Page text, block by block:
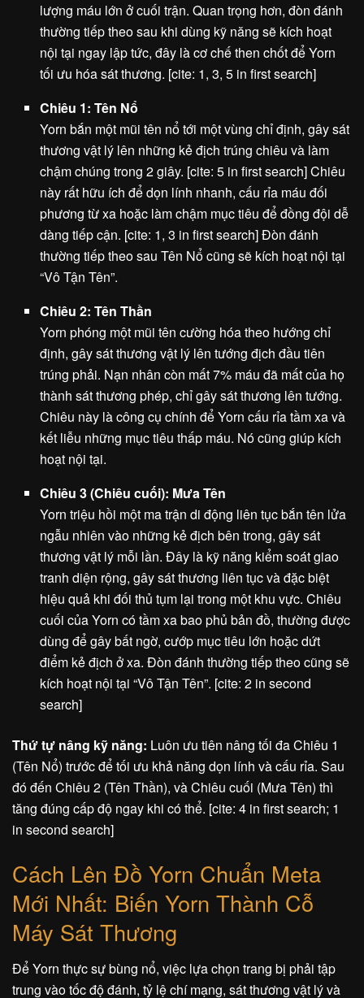
lượng máu lớn ở cuối trận. Quan trọng hơn, đòn đánh
thường tiếp theo sau khi dùng kỹ năng sẽ kích hoạt
nội tại ngay lập tức, đây là cơ chế then chốt để Yorn
tối ưu hóa sát thương. [cite: 1, 3, 5 in first search]
Chiêu 1: Tên Nổ
Yorn bắn một mũi tên nổ tới một vùng chỉ định, gây sát
thương vật lý lên những kẻ địch trúng chiêu và làm
chậm chúng trong 2 giây. [cite: 5 in first search] Chiêu
này rất hữu ích để dọn lính nhanh, cấu rỉa máu đối
phương từ xa hoặc làm chậm mục tiêu để đồng đội dễ
dàng tiếp cận. [cite: 1, 3 in first search] Đòn đánh
thường tiếp theo sau Tên Nổ cũng sẽ kích hoạt nội tại
“Vô Tận Tên”.
Chiêu 2: Tên Thần
Yorn phóng một mũi tên cường hóa theo hướng chỉ
định, gây sát thương vật lý lên tướng địch đầu tiên
trúng phải. Nạn nhân còn mất 7% máu đã mất của họ
thành sát thương phép, chỉ gây sát thương lên tướng.
Chiêu này là công cụ chính để Yorn cấu rỉa tầm xa và
kết liễu những mục tiêu thấp máu. Nó cũng giúp kích
hoạt nội tại.
Chiêu 3 (Chiêu cuối): Mưa Tên
Yorn triệu hồi một ma trận di động liên tục bắn tên lửa
ngẫu nhiên vào những kẻ địch bên trong, gây sát
thương vật lý mỗi lần. Đây là kỹ năng kiểm soát giao
tranh diện rộng, gây sát thương liên tục và đặc biệt
hiệu quả khi đối thủ tụm lại trong một khu vực. Chiêu
cuối của Yorn có tầm xa bao phủ bản đồ, thường được
dùng để gây bất ngờ, cướp mục tiêu lớn hoặc dứt
điểm kẻ địch ở xa. Đòn đánh thường tiếp theo cũng sẽ
kích hoạt nội tại “Vô Tận Tên”. [cite: 2 in second
search]
Thứ tự nâng kỹ năng: Luôn ưu tiên nâng tối đa Chiêu 1
(Tên Nổ) trước để tối ưu khả năng dọn lính và cấu rỉa. Sau
đó đến Chiêu 2 (Tên Thần), và Chiêu cuối (Mưa Tên) thì
tăng đúng cấp độ ngay khi có thể. [cite: 4 in first search; 1
in second search]
Cách Lên Đồ Yorn Chuẩn Meta
Mới Nhất: Biến Yorn Thành Cỗ
Máy Sát Thương
Để Yorn thực sự bùng nổ, việc lựa chọn trang bị phải tập
trung vào tốc độ đánh, tỷ lệ chí mạng, sát thương vật lý và